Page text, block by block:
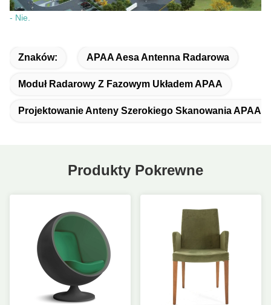
- Nie.
Znaków: APAA Aesa Antenna Radarowa
Moduł Radarowy Z Fazowym Układem APAA
Projektowanie Anteny Szerokiego Skanowania APAA
Produkty Pokrewne